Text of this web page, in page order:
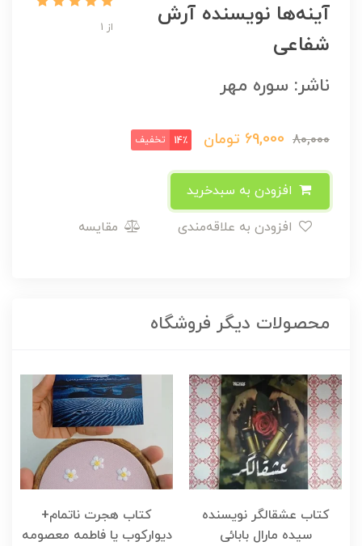
آینه‌ها نویسنده آرش
شفاعی
از 1
ناشر: سوره مهر
80,000
69,000 تومان 14٪ تخفیف
مقایسه
محصولات دیگر فروشگاه
کتاب عشقالگر نویسنده
سیده مارال بابائی
کتاب هجرت ناتمام+
دیوارکوب یا فاطمه معصومه